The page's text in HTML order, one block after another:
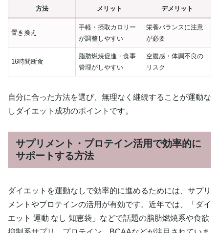
方法 メリット デメリット
置き換え
手軽・摂取カロリー
が調整しやすい
栄養バランスに注意
が必要
16時間断食
脂肪燃焼促進・食事
管理がしやすい
空腹感・体調不良の
リスク
自分に合った方法を選び、無理なく継続することが運動な
しダイエット成功のポイントです。
サプリメント・プロテイン活用で効率的に
サポートする方法
ダイエットを運動なしで効率的に進めるためには、サプリ
メントやプロテインの活用が有効です。近年では、「ダイ
エット 運動 なし 知恵袋」などで話題の脂肪燃焼系や食欲